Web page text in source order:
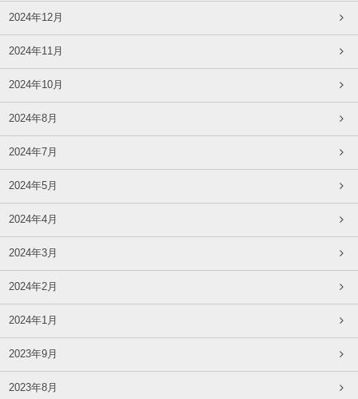
2024年12月
2024年11月
2024年10月
2024年8月
2024年7月
2024年5月
2024年4月
2024年3月
2024年2月
2024年1月
2023年9月
2023年8月